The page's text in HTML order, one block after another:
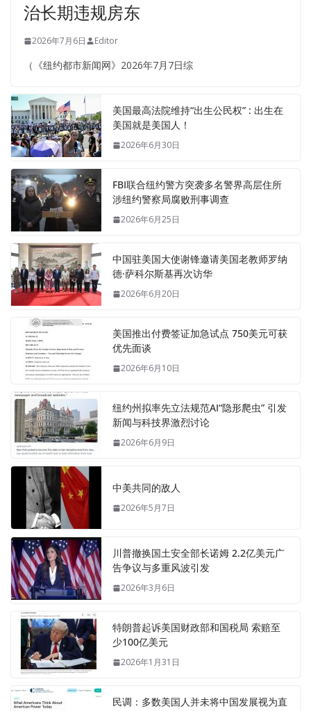
治长期违规房东
2026年7月6日 Editor
（《纽约都市新闻网》2026年7月7日综
美国最高法院维持“出生公民权” : 出生在
美国就是美国人！
2026年6月30日
FBI联合纽约警方突袭多名警界高层住所
涉纽约警察局腐败刑事调查
2026年6月25日
中国驻美国大使谢锋邀请美国老教师罗纳
德·萨科尔斯基再次访华
2026年6月20日
美国推出付费签证加急试点 750美元可获
优先面谈
2026年6月10日
纽约州拟率先立法规范AI“隐形爬虫” 引发
新闻与科技界激烈讨论
2026年6月9日
中美共同的敌人
2026年5月7日
川普撤换国土安全部长诺姆 2.2亿美元广
告争议与多重风波引发
2026年3月6日
特朗普起诉美国财政部和国税局 索赔至
少100亿美元
2026年1月31日
民调：多数美国人并未将中国发展视为直